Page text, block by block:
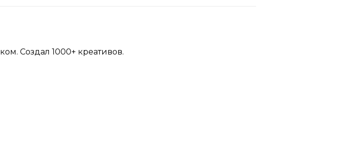
Создал 1000+ креативов.